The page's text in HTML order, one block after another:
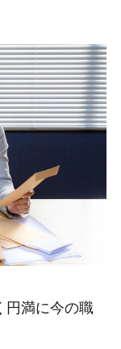
円満に今の職